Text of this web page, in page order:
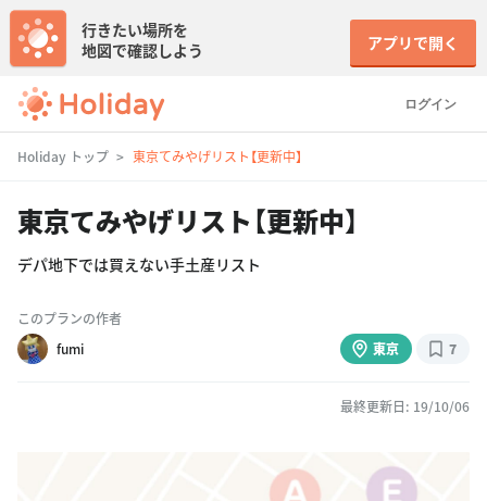
ログイン
行きたい場所を
地図で確認しよう
アプリで開く
Holiday トップ 東京てみやげリスト【更新中】
東京てみやげリスト【更新中】
デパ地下では買えない手土産リスト
このプランの作者
fumi
東京 7
最終更新日: 19/10/06